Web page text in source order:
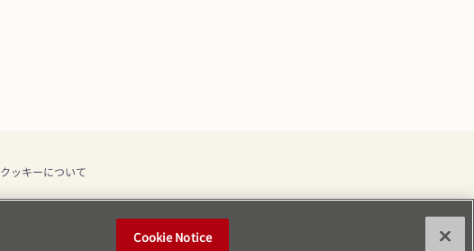
クッキーについて
Cookie Notice